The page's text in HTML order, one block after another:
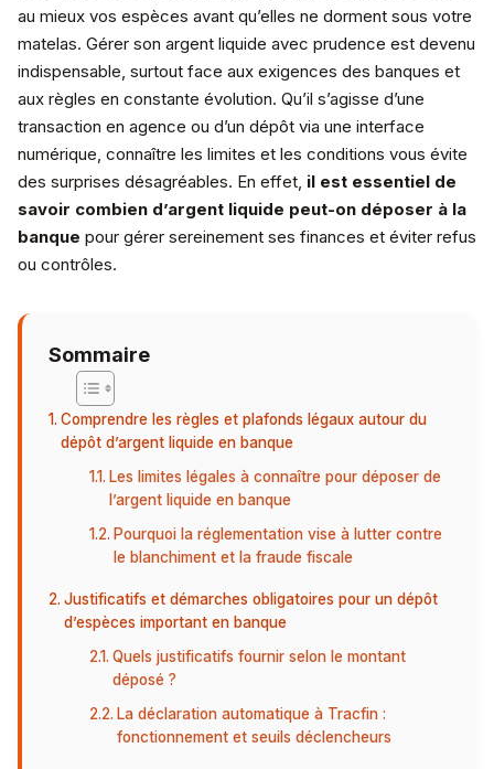
au mieux vos espèces avant qu’elles ne dorment sous votre
matelas. Gérer son argent liquide avec prudence est devenu
indispensable, surtout face aux exigences des banques et
aux règles en constante évolution. Qu’il s’agisse d’une
transaction en agence ou d’un dépôt via une interface
numérique, connaître les limites et les conditions vous évite
des surprises désagréables. En effet, il est essentiel de
savoir combien d’argent liquide peut-on déposer à la
banque pour gérer sereinement ses finances et éviter refus
ou contrôles.
Sommaire
Comprendre les règles et plafonds légaux autour du
dépôt d’argent liquide en banque
Les limites légales à connaître pour déposer de
l’argent liquide en banque
Pourquoi la réglementation vise à lutter contre
le blanchiment et la fraude fiscale
Justificatifs et démarches obligatoires pour un dépôt
d’espèces important en banque
Quels justificatifs fournir selon le montant
déposé ?
La déclaration automatique à Tracfin :
fonctionnement et seuils déclencheurs